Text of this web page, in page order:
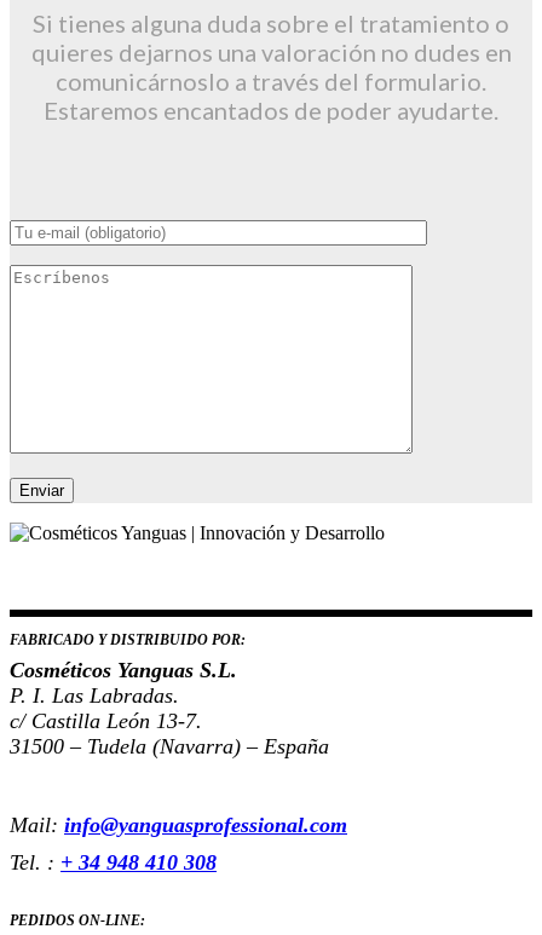
Si tienes alguna duda sobre el tratamiento o
quieres dejarnos una valoración no dudes en
comunicárnoslo a través del formulario.
Estaremos encantados de poder ayudarte.
Enviar
FABRICADO Y DISTRIBUIDO POR:
Cosméticos Yanguas S.L.
P. I. Las Labradas.
c/ Castilla León 13-7.
31500 – Tudela (Navarra) – España
Mail: info@yanguasprofessional.com
Tel. : + 34 948 410 308
PEDIDOS ON-LINE: